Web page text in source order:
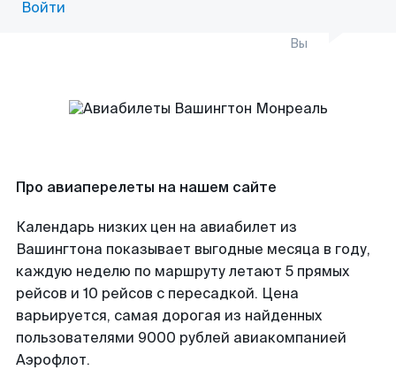
Войти
Вы
Про авиаперелеты на нашем сайте
Календарь низких цен на авиабилет из
Вашингтона показывает выгодные месяца в году,
каждую неделю по маршруту летают 5 прямых
рейсов и 10 рейсов с пересадкой. Цена
варьируется, самая дорогая из найденных
пользователями 9000 рублей авиакомпанией
Аэрофлот.